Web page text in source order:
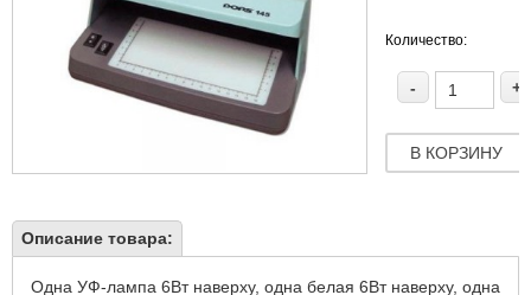
Количество:
+
-
В КОРЗИНУ
Описание товара:
Одна УФ-лампа 6Вт наверху, одна белая 6Вт наверху, одна